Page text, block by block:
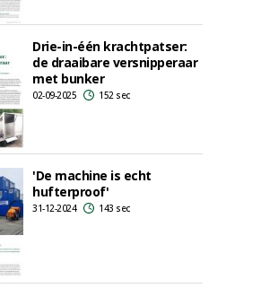
Drie-in-één krachtpatser:
de draaibare versnipperaar
met bunker
02-09-2025 152 sec
'De machine is echt
hufterproof'
31-12-2024 143 sec